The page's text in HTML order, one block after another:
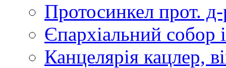
Протосинкел прот.
Єпархіальний собор
Канцелярія кацлер,